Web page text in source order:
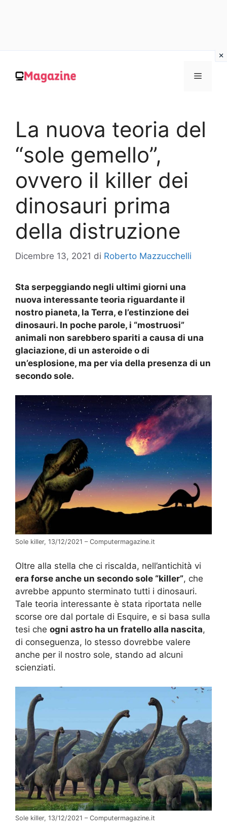
contenuto
MENU
La nuova teoria del
“sole gemello”,
ovvero il killer dei
dinosauri prima
della distruzione
Dicembre 13, 2021 di Roberto Mazzucchelli
Sta serpeggiando negli ultimi giorni una
nuova interessante teoria riguardante il
nostro pianeta, la Terra, e l’estinzione dei
dinosauri. In poche parole, i “mostruosi”
animali non sarebbero spariti a causa di una
glaciazione, di un asteroide o di
un’esplosione, ma per via della presenza di un
secondo sole.
Sole killer, 13/12/2021 – Computermagazine.it
Oltre alla stella che ci riscalda, nell’antichità vi
era forse anche un secondo sole “killer”, che
avrebbe appunto sterminato tutti i dinosauri.
Tale teoria interessante è stata riportata nelle
scorse ore dal portale di Esquire, e si basa sulla
tesi che ogni astro ha un fratello alla nascita,
di conseguenza, lo stesso dovrebbe valere
anche per il nostro sole, stando ad alcuni
scienziati.
Sole killer, 13/12/2021 – Computermagazine.it